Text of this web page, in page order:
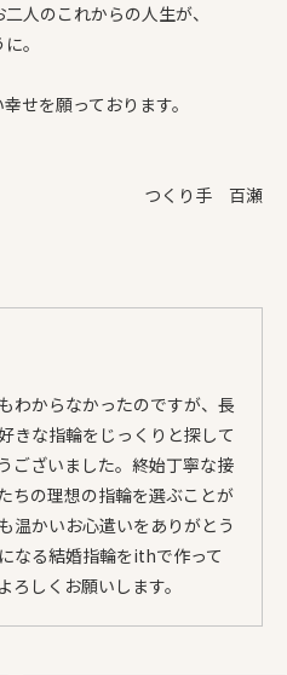
人のこれからの人生が、
。
せを願っております。
つくり手 百瀬
わからなかったのですが、長
きな指輪をじっくりと探して
ございました。終始丁寧な接
ちの理想の指輪を選ぶことが
温かいお心遣いをありがとう
なる結婚指輪をithで作って
ろしくお願いします。